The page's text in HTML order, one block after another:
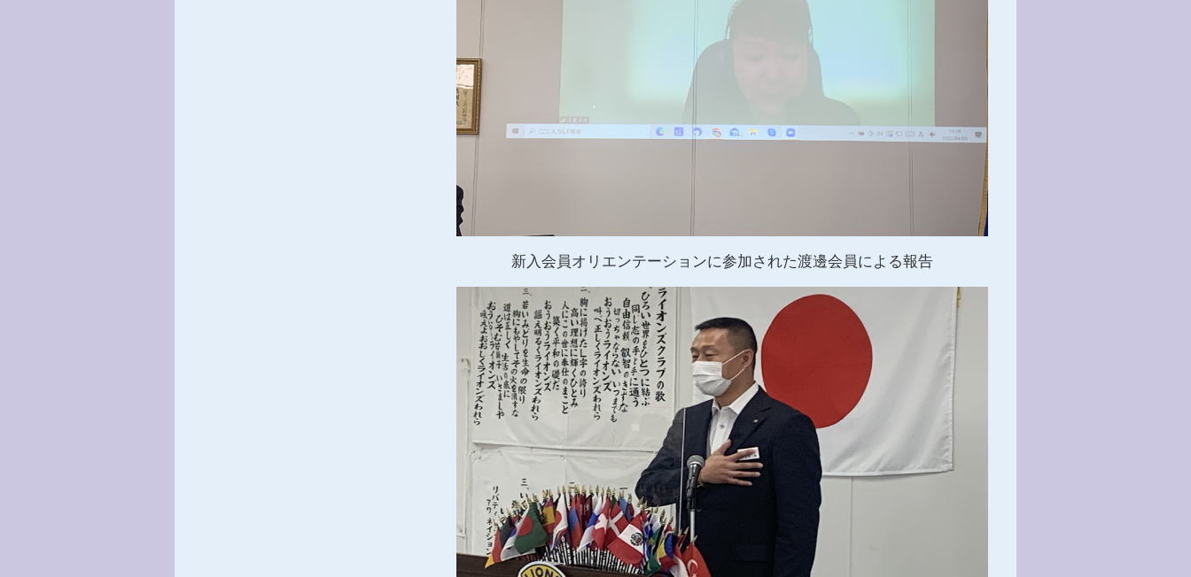
新入会員オリエンテーションに参加された渡邊会員による報告